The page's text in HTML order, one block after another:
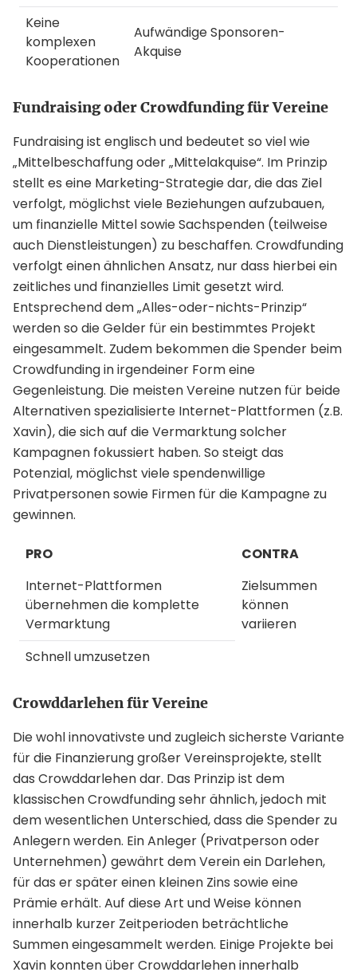
Keine
komplexen
Kooperationen
Aufwändige Sponsoren-
Akquise
Fundraising oder Crowdfunding für Vereine
Fundraising ist englisch und bedeutet so viel wie
„Mittelbeschaffung oder „Mittelakquise“. Im Prinzip
stellt es eine Marketing-Strategie dar, die das Ziel
verfolgt, möglichst viele Beziehungen aufzubauen,
um finanzielle Mittel sowie Sachspenden (teilweise
auch Dienstleistungen) zu beschaffen. Crowdfunding
verfolgt einen ähnlichen Ansatz, nur dass hierbei ein
zeitliches und finanzielles Limit gesetzt wird.
Entsprechend dem „Alles-oder-nichts-Prinzip“
werden so die Gelder für ein bestimmtes Projekt
eingesammelt. Zudem bekommen die Spender beim
Crowdfunding in irgendeiner Form eine
Gegenleistung. Die meisten Vereine nutzen für beide
Alternativen spezialisierte Internet-Plattformen (z.B.
Xavin), die sich auf die Vermarktung solcher
Kampagnen fokussiert haben. So steigt das
Potenzial, möglichst viele spendenwillige
Privatpersonen sowie Firmen für die Kampagne zu
gewinnen.
PRO
CONTRA
Internet-Plattformen
übernehmen die komplette
Vermarktung
Zielsummen
können
variieren
Schnell umzusetzen
Crowddarlehen für Vereine
Die wohl innovativste und zugleich sicherste Variante
für die Finanzierung großer Vereinsprojekte, stellt
das Crowddarlehen dar. Das Prinzip ist dem
klassischen Crowdfunding sehr ähnlich, jedoch mit
dem wesentlichen Unterschied, dass die Spender zu
Anlegern werden. Ein Anleger (Privatperson oder
Unternehmen) gewährt dem Verein ein Darlehen,
für das er später einen kleinen Zins sowie eine
Prämie erhält. Auf diese Art und Weise können
innerhalb kurzer Zeitperioden beträchtliche
Summen eingesammelt werden. Einige Projekte bei
Xavin konnten über Crowddarlehen innerhalb